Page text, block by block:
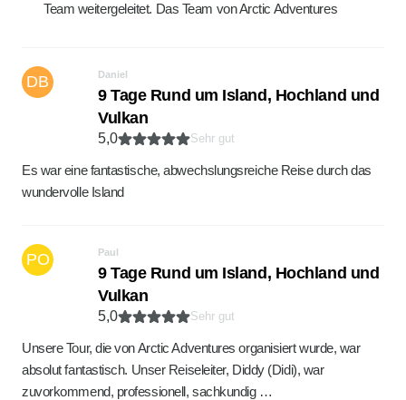
Team weitergeleitet. Das Team von Arctic Adventures
DB Daniel
9 Tage Rund um Island, Hochland und
Vulkan
5,0 Sehr gut
Es war eine fantastische, abwechslungsreiche Reise durch das
wundervolle Island
PO Paul
9 Tage Rund um Island, Hochland und
Vulkan
5,0 Sehr gut
Unsere Tour, die von Arctic Adventures organisiert wurde, war
absolut fantastisch. Unser Reiseleiter, Diddy (Didi), war
zuvorkommend, professionell, sachkundig …